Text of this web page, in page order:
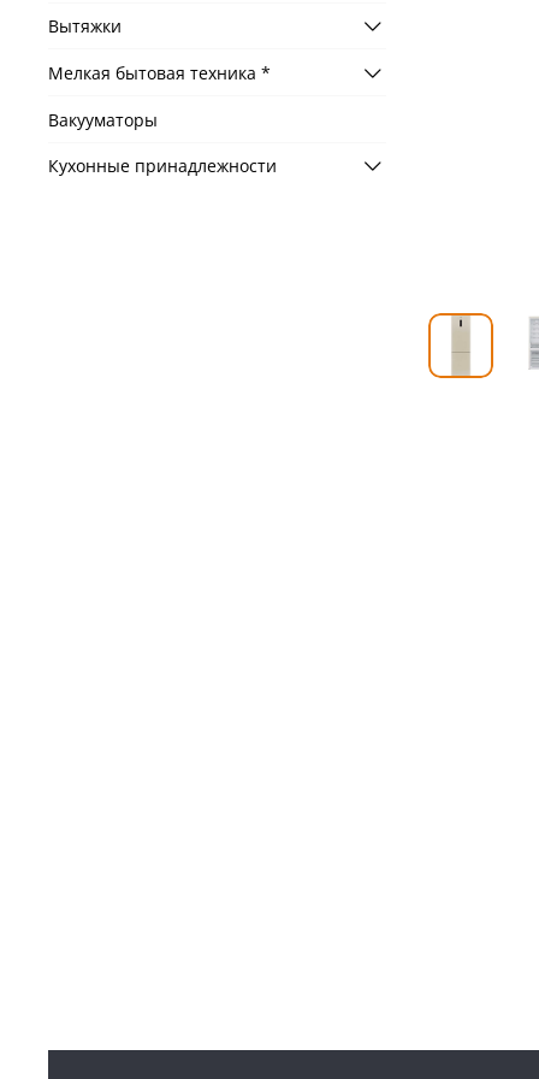
Вытяжки
Мелкая бытовая техника *
Вакууматоры
Кухонные принадлежности